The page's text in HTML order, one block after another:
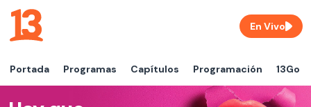
Portada Programas Capítulos Programación 13Go
En Vivo